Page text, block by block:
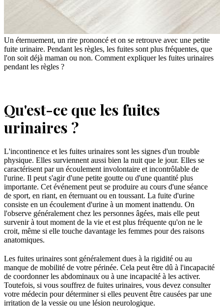
Un éternuement, un rire prononcé et on se retrouve avec une petite
fuite urinaire. Pendant les règles, les fuites sont plus fréquentes, que
l'on soit déjà maman ou non. Comment expliquer les fuites urinaires
pendant les règles ?
Qu'est-ce que les fuites
urinaires ?
L'incontinence et les fuites urinaires sont les signes d'un trouble
physique. Elles surviennent aussi bien la nuit que le jour. Elles se
caractérisent par un écoulement involontaire et incontrôlable de
l'urine. Il peut s'agir d'une petite goutte ou d'une quantité plus
importante. Cet événement peut se produire au cours d'une séance
de sport, en riant, en éternuant ou en toussant. La fuite d'urine
consiste en un écoulement d'urine à un moment inattendu. On
l'observe généralement chez les personnes âgées, mais elle peut
survenir à tout moment de la vie et est plus fréquente qu'on ne le
croit, même si elle touche davantage les femmes pour des raisons
anatomiques.
Les fuites urinaires sont généralement dues à la rigidité ou au
manque de mobilité de votre périnée. Cela peut être dû à l'incapacité
de coordonner les abdominaux ou à une incapacité à les activer.
Toutefois, si vous souffrez de fuites urinaires, vous devez consulter
votre médecin pour déterminer si elles peuvent être causées par une
irritation de la vessie ou une lésion neurologique.